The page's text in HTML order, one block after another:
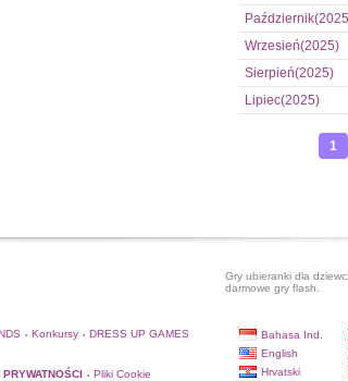
Wrzesień(2025)
Sierpień(2025)
Lipiec(2025)
1
Gry ubieranki dla
darmowe gry flash.
• Konkursy • DRESS UP GAMES
• Pliki Cookie
Bahasa Ind.
English
Hrvatski